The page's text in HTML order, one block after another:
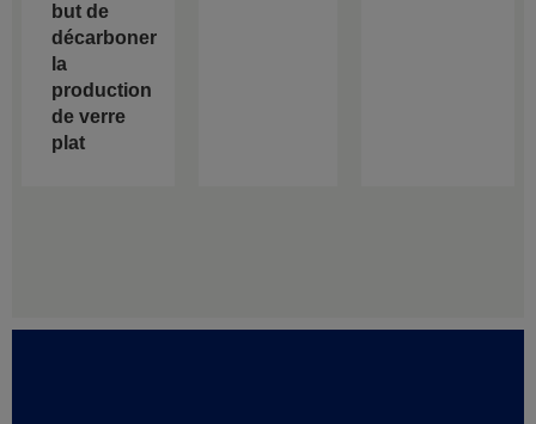
but de
décarboner
la
production
de verre
plat